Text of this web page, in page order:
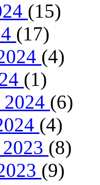
(15)
(17)
(4)
(1)
(6)
(4)
(8)
(9)